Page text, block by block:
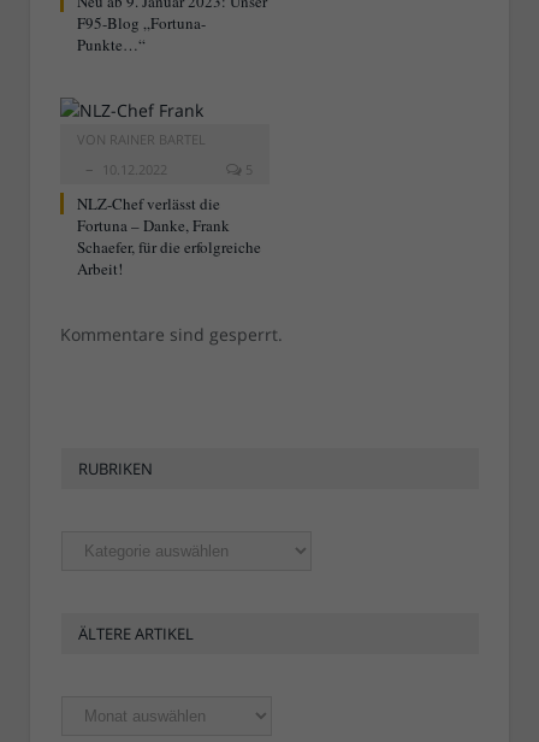
F95-Blog „Fortuna-
Punkte…“
VON RAINER BARTEL
10.12.2022
5
NLZ-Chef verlässt die
Fortuna – Danke, Frank
Schaefer, für die erfolgreiche
Arbeit!
Kommentare sind gesperrt.
RUBRIKEN
Rubriken
ÄLTERE ARTIKEL
Ältere
Artikel